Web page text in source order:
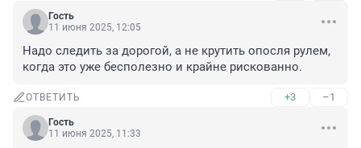
Гость
11 июня 2025, 12:05
Надо следить за дорогой, а не крутить опосля рулем,
когда это уже бесполезно и крайне рискованно.
ОТВЕТИТЬ +3 –1
Гость
11 июня 2025, 11:33